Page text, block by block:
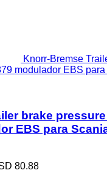
Knorr-Bremse
modulador EBS
brake
EBS para
80.88